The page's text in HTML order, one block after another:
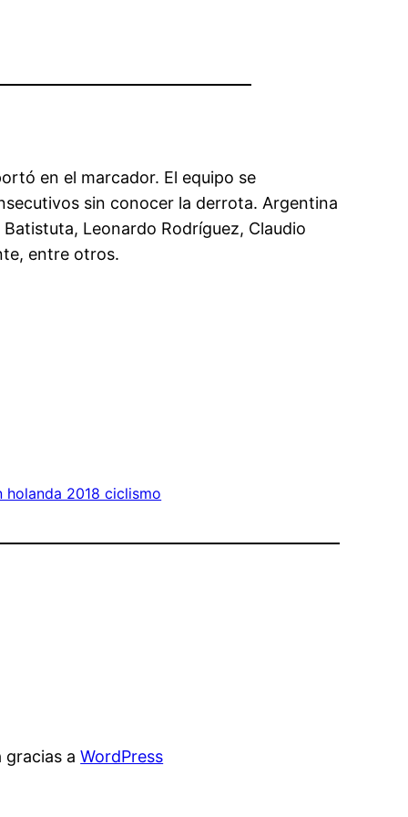
en el marcador. El equipo se
sin conocer la derrota. Argentina
Leonardo Rodríguez, Claudio
entre otros.
holanda 2018 ciclismo
gracias aWordPress